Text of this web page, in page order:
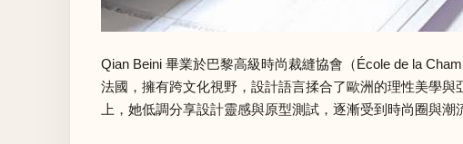
Qian Beini 畢業於巴黎高級時尚裁縫協會（École de la
法國，擁有跨文化視野，設計語言揉合了歐洲的理性美學
上，她低調分享設計靈感與原型測試，逐漸受到時尚圈與潮